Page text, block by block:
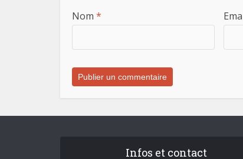
Nom *
Infos et contact